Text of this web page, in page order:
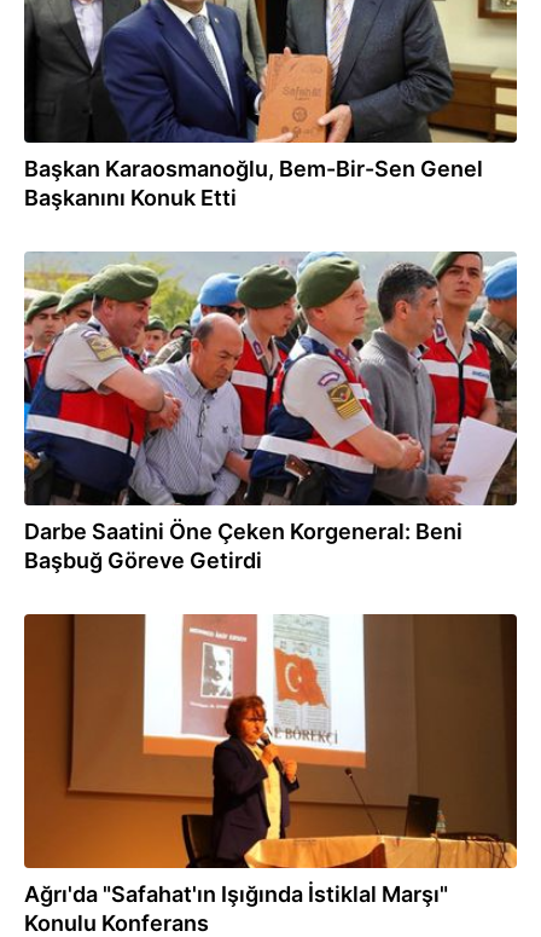
Başkan Karaosmanoğlu, Bem-Bir-Sen Genel
Başkanını Konuk Etti
26.05.2017
Darbe Saatini Öne Çeken Korgeneral: Beni
Başbuğ Göreve Getirdi
Ağrı'da "Safahat'ın Işığında İstiklal Marşı"
Konulu Konferans